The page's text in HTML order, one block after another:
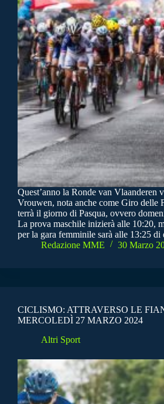
Quest’anno la Ronde van Vlaanderen
Vrouwen, nota anche come Giro delle
terrà il giorno di Pasqua, ovvero
La prova maschile inizierà alle 10:20,
per la gara femminile sarà alle 13:25
Redazione MME
30 Marzo
CICLISMO: ATTRAVERSO LE
MERCOLEDÌ 27 MARZO 2024
Altri Sport